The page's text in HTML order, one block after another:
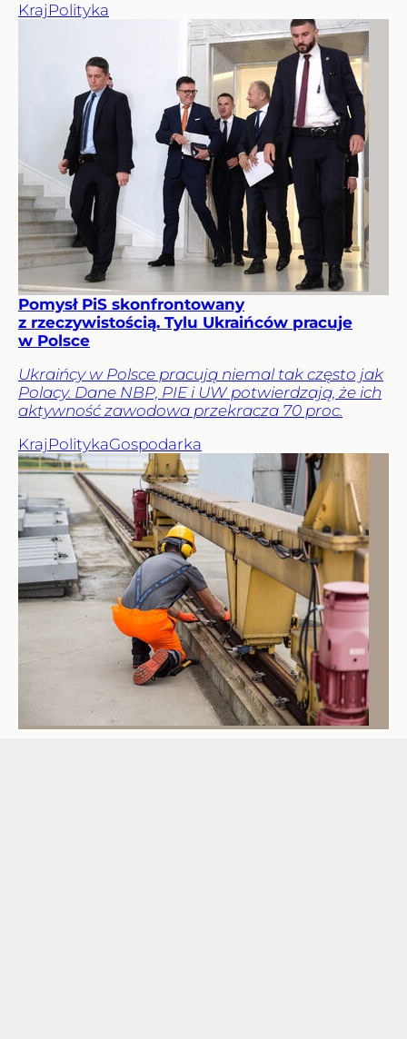
Kraj Polityka
Pomysł PiS skonfrontowany
z rzeczywistością. Tylu Ukraińców pracuje
w Polsce
Ukraińcy w Polsce pracują niemal tak często jak
Polacy. Dane NBP, PIE i UW potwierdzają, że ich
aktywność zawodowa przekracza 70 proc.
Kraj PolitykaGospodarka